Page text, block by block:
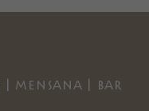
| MENSANA | BAR